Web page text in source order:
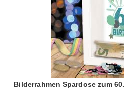
Bilderrahmen Spardose zum